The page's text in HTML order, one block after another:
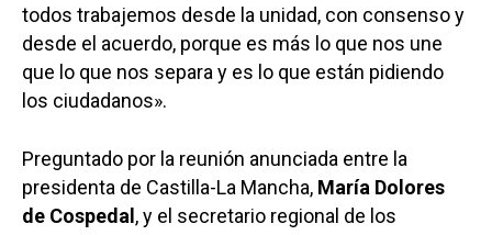
todos trabajemos desde la unidad, con consenso y
desde el acuerdo, porque es más lo que nos une
que lo que nos separa y es lo que están pidiendo
los ciudadanos».
Preguntado por la reunión anunciada entre la
presidenta de Castilla-La Mancha, María Dolores
de Cospedal , y el secretario regional de los